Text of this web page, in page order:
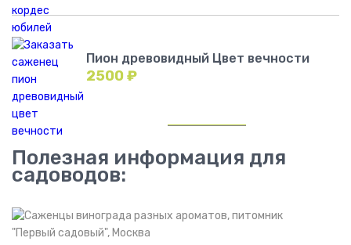
Пион древовидный Цвет вечности
2500₽
Полезная информация для
садоводов: